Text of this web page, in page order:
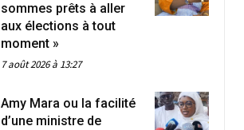
sommes prêts à aller
aux élections à tout
moment »
7 août 2026 à 13:27
Amy Mara ou la facilité
d’une ministre de